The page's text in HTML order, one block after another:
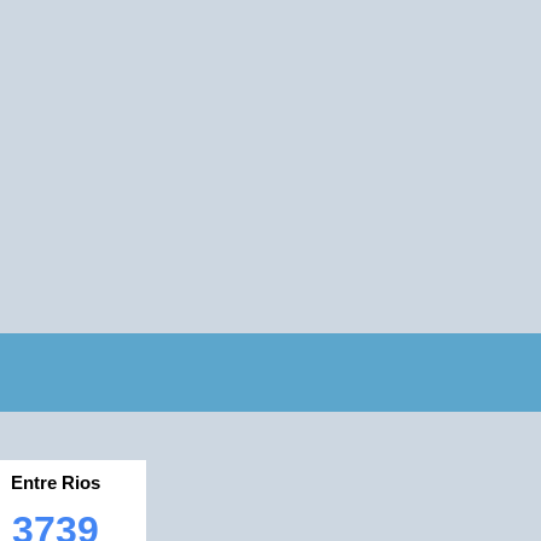
Entre Rios
3739